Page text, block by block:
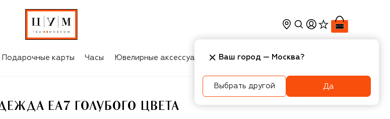
Подарочные карты Часы Ювелирные аксессуары Косметика Интерьер
EA7 ГОЛУБОГО ЦВЕТА
Ваш город — Москва?
Выбрать другой Да